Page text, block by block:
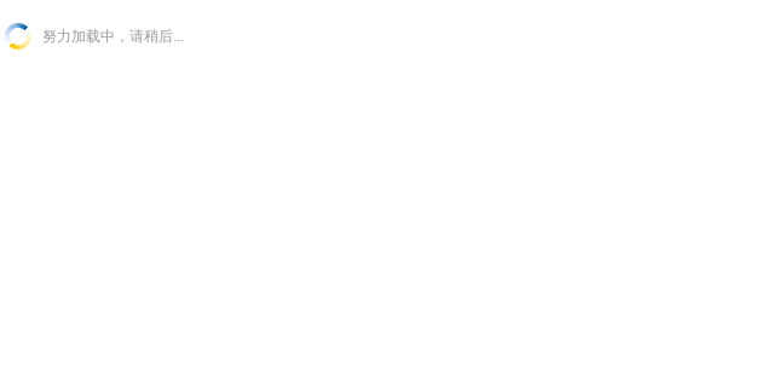
努力加载中，请稍后...